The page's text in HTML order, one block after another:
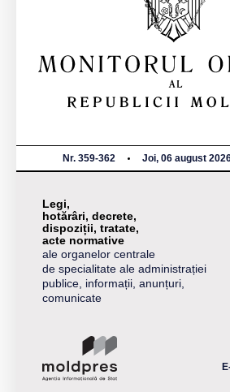
Nr. 359-362 Joi, 06 august
Legi,
hotărâri, decrete,
dispoziții, tratate,
acte normative
ale organelor centrale
de specialitate ale administrației
publice, informații, anunțuri,
comunicate